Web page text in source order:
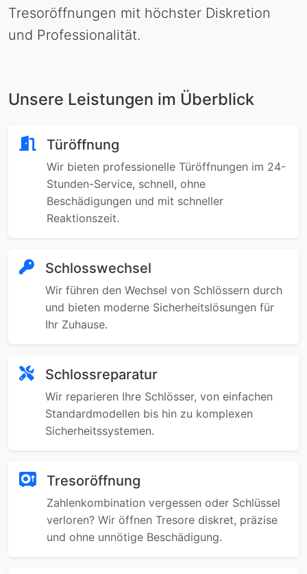
Tresoröffnungen mit höchster Diskretion
und Professionalität.
Unsere Leistungen im Überblick
Türöffnung
Wir bieten professionelle Türöffnungen im 24-
Stunden-Service, schnell, ohne
Beschädigungen und mit schneller
Reaktionszeit.
Schlosswechsel
Wir führen den Wechsel von Schlössern durch
und bieten moderne Sicherheitslösungen für
Ihr Zuhause.
Schlossreparatur
Wir reparieren Ihre Schlösser, von einfachen
Standardmodellen bis hin zu komplexen
Sicherheitssystemen.
Tresoröffnung
Zahlenkombination vergessen oder Schlüssel
verloren? Wir öffnen Tresore diskret, präzise
und ohne unnötige Beschädigung.